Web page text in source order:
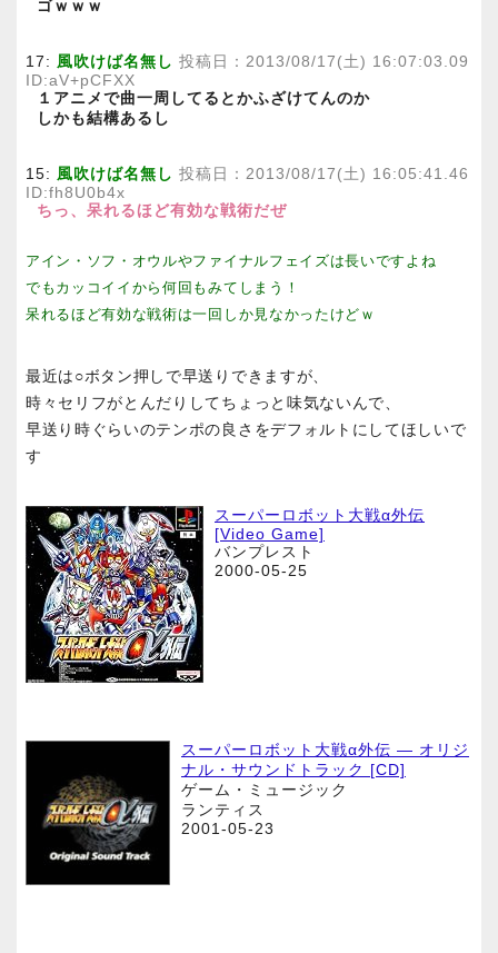
ゴｗｗｗ
17: 風吹けば名無し 投稿日：2013/08/17(土) 16:07:03.09
ID:aV+pCFXX
１アニメで曲一周してるとかふざけてんのか
しかも結構あるし
15: 風吹けば名無し 投稿日：2013/08/17(土) 16:05:41.46
ID:fh8U0b4x
ちっ、呆れるほど有効な戦術だぜ
アイン・ソフ・オウルやファイナルフェイズは長いですよね
でもカッコイイから何回もみてしまう！
呆れるほど有効な戦術は一回しか見なかったけどｗ
最近は○ボタン押しで早送りできますが、
時々セリフがとんだりしてちょっと味気ないんで、
早送り時ぐらいのテンポの良さをデフォルトにしてほしいで
す
スーパーロボット大戦α外伝
[Video Game]
バンプレスト
2000-05-25
スーパーロボット大戦α外伝 ― オリジ
ナル・サウンドトラック [CD]
ゲーム・ミュージック
ランティス
2001-05-23